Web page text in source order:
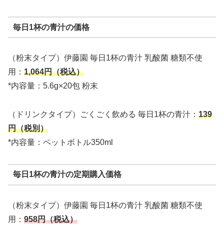
毎日1杯の青汁の価格
（粉末タイプ）伊藤園 毎日1杯の青汁 乳酸菌 糖類不使
用： 1,064円（税込）
*内容量：5.6g×20包 粉末
（ドリンクタイプ）ごくごく飲める 毎日1杯の青汁： 139
円（税別）
*内容量：ペットボトル350ml
毎日1杯の青汁の定期購入価格
（粉末タイプ）伊藤園 毎日1杯の青汁 乳酸菌 糖類不使
用： 958円（税込）